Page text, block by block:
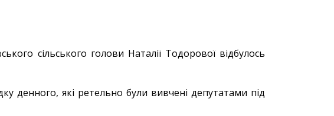
сільського голови Наталії Тодорової відбулось
денного, які ретельно були вивчені депутатами під